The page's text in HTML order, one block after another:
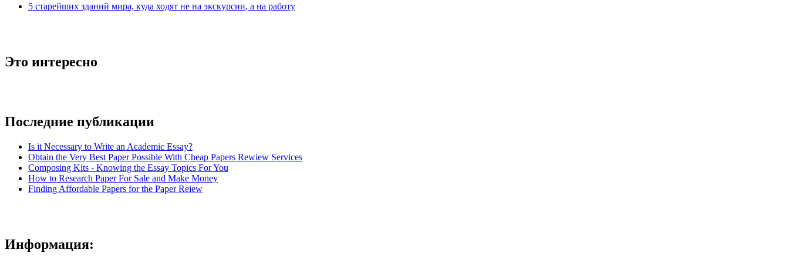
5 старейших зданий мира, куда ходят не на экскурсии, а на работу
Это интересно
Последние публикации
Is it Necessary to Write an Academic Essay?
Obtain the Very Best Paper Possible With Cheap Papers Rewiew Services
Composing Kits - Knowing the Essay Topics For You
How to Research Paper For Sale and Make Money
Finding Affordable Papers for the Paper Reiew
Информация: